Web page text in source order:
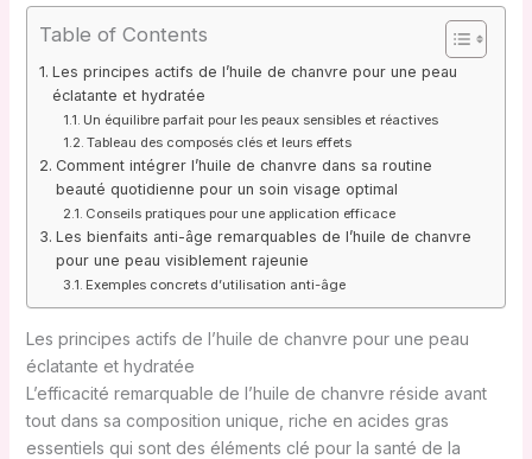
Table of Contents
Les principes actifs de l’huile de chanvre pour une peau
éclatante et hydratée
Un équilibre parfait pour les peaux sensibles et réactives
Tableau des composés clés et leurs effets
Comment intégrer l’huile de chanvre dans sa routine
beauté quotidienne pour un soin visage optimal
Conseils pratiques pour une application efficace
Les bienfaits anti-âge remarquables de l’huile de chanvre
pour une peau visiblement rajeunie
Exemples concrets d’utilisation anti-âge
Les principes actifs de l’huile de chanvre pour une peau
éclatante et hydratée
L’efficacité remarquable de l’huile de chanvre réside avant
tout dans sa composition unique, riche en acides gras
essentiels qui sont des éléments clé pour la santé de la